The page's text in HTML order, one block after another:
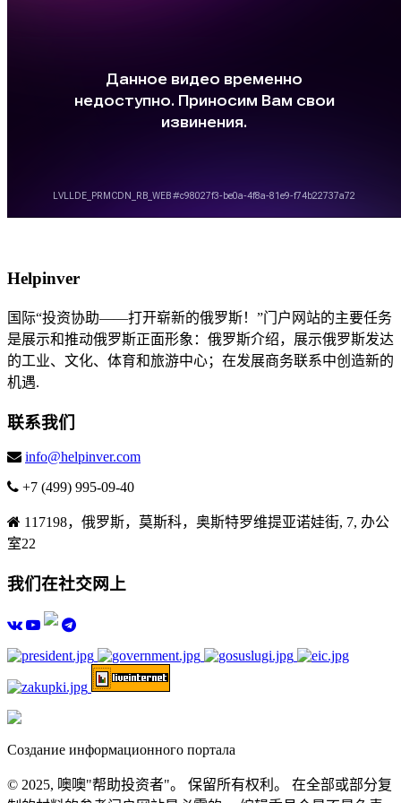
Helpinver
国际“投资协助——打开崭新的俄罗斯！”门户网站的主要任务
是展示和推动俄罗斯正面形象：俄罗斯介绍，展示俄罗斯发达
的工业、文化、体育和旅游中心；在发展商务联系中创造新的
机遇.
联系我们
info@helpinver.com
+7 (499) 995-09-40
117198，俄罗斯，莫斯科，奥斯特罗维提亚诺娃街, 7, 办公
室22
我们在社交网上
Создание информационного портала
© 2025, 噢噢"帮助投资者"。 保留所有权利。 在全部或部分复